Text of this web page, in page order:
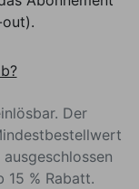
Der
% Rabatt.